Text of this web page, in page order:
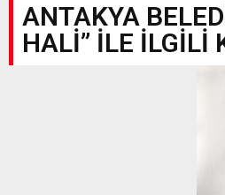
ANTAKYA
HALİ” İLE İLGİLİ